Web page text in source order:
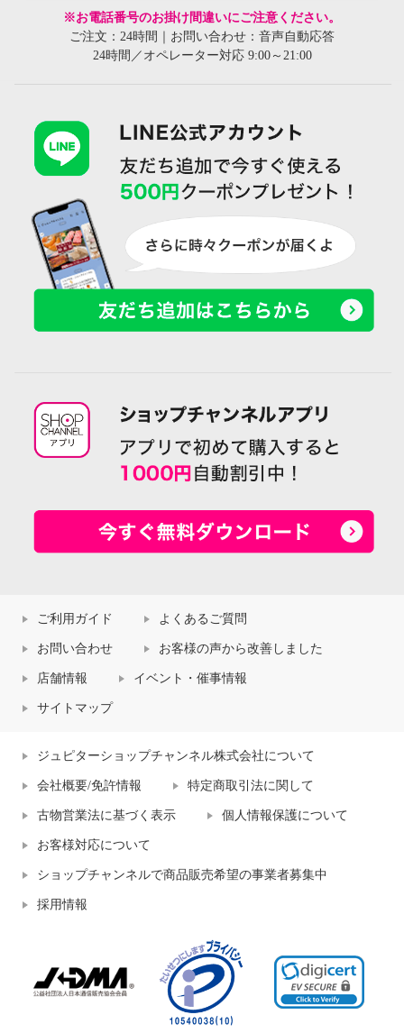
※お電話番号のお掛け間違いにご注意ください。
ご注文：24時間｜お問い合わせ：音声自動応答
24時間／オペレーター対応 9:00～21:00
ご利用ガイド よくあるご質問
お問い合わせ お客様の声から改善しました
店舗情報 イベント・催事情報
サイトマップ
ジュピターショップチャンネル株式会社について
会社概要/免許情報 特定商取引法に関して
古物営業法に基づく表示 個人情報保護について
お客様対応について
ショップチャンネルで商品販売希望の事業者募集中
採用情報